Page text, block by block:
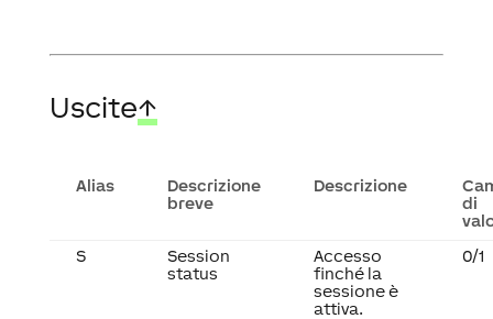
Uscite↑
Alias
Descrizione
breve
Descrizione
di
S
Session
status
Accesso
finché la
sessione è
attiva.
0/1